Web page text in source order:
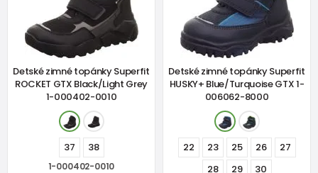
Detské zimné topánky Superfit
ROCKET GTX Black/Light Grey
1-000402-0010
37 38
1-000402-0010
Detské zimné topánky Superfit
HUSKY+ Blue/Turquoise GTX 1-
006062-8000
22 23 25 26
27
28
29 30